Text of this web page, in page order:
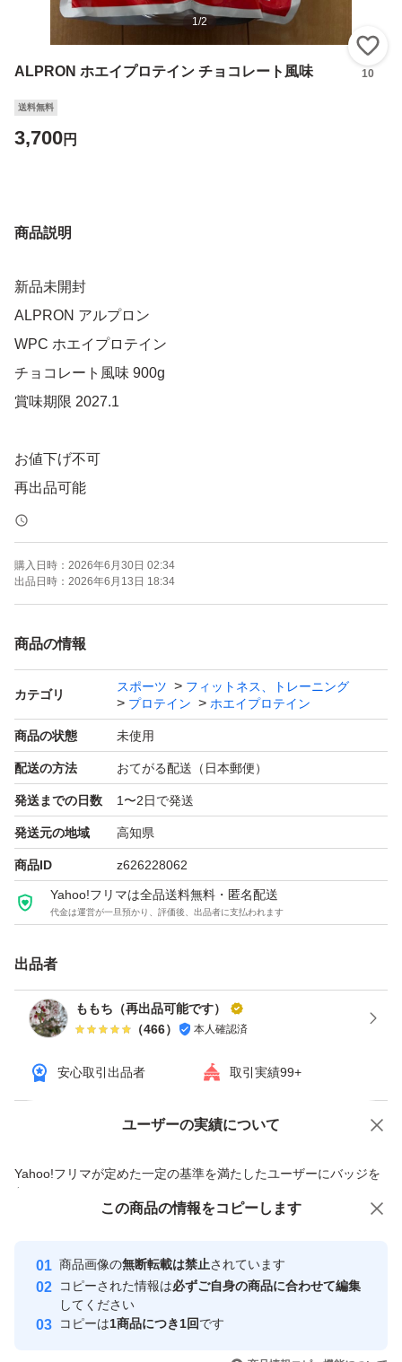
1/2
ALPRON ホエイプロテイン チョコレート風味 10
送料無料
3,700円
商品説明
新品未開封
ALPRON アルプロン
WPC ホエイプロテイン
チョコレート風味 900g
賞味期限 2027.1
お値下げ不可
再出品可能
簡易包装しゆうパケットポストにて発送致します。
購入日時： 2026年6月30日 02:34
出品日時： 2026年6月13日 18:34
商品の情報
カテゴリ
スポーツ
フィットネス、トレーニング
プロテイン
ホエイプロテイン
商品の状態 未使用
配送の方法 おてがる配送（日本郵便）
発送までの日数 1〜2日で発送
発送元の地域 高知県
商品ID z626228062
Yahoo!フリマは全品送料無料・匿名配送
代金は運営が一旦預かり、評価後、出品者に支払われます
出品者
ももち（再出品可能です）
（466） 本人確認済
安心取引出品者 取引実績99+
ユーザーの実績について
Yahoo!フリマが定めた一定の基準を満たしたユーザーにバッジを
付与しています
安心取引出品者
心・安全なユーザーです
取引実績
引を完了させた実績があります
価格の相談 商品への質問
この商品の情報をコピーします
商品画像の無断転載は禁止されています
コピーされた情報は必ずご自身の商品に合わせて編集
してください
コピーは1商品につき1回です
この商品をみている人にオススメ